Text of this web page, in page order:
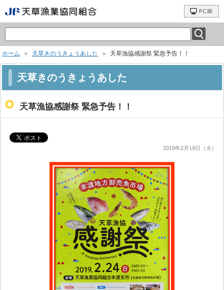
ホーム ＞ 天草きのうきょうあした ＞ 天草漁協感謝祭 緊急予告！！
天草きのうきょうあした
天草漁協感謝祭 緊急予告！！
2019年2月19日（火）